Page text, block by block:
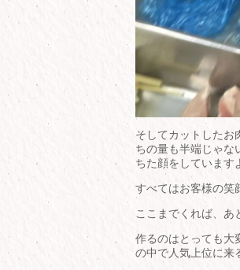
そしてカットしたお
ちの量も半端じゃな
ちた顔をしています
すべてはお客様の笑
ここまでくれば、あ
作るのはとっても大
の中で人気上位に来